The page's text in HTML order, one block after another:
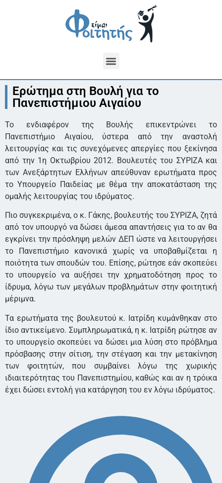
Ερώτημα στη Βουλή για το
Πανεπιστήμιου Αιγαίου
Το ενδιαφέρον της Βουλής επικεντρώνει το
Πανεπιστήμιο Αιγαίου, ύστερα από την αναστολή
λειτουργίας και τις συνεχόμενες απεργίες που ξεκίνησα
από την 1η Οκτωβρίου 2012. Βουλευτές του ΣΥΡΙΖΑ και
των Ανεξάρτητων Ελλήνων απεύθυναν ερωτήματα προς
το Υπουργείο Παιδείας με θέμα την αποκατάσταση της
ομαλής λειτουργίας του ιδρύματος.
Πιο συγκεκριμένα, ο κ. Γάκης, βουλευτής του ΣΥΡΙΖΑ, ζητά
από τον υπουργό να δώσει άμεσα απαντήσεις για το αν θα
εγκρίνει την πρόσληψη μελών ΔΕΠ ώστε να λειτουργήσει
το Πανεπιστήμιο κανονικά χωρίς να υποβαθμίζεται η
ποιότητα των σπουδών του. Επίσης, ρώτησε εάν σκοπεύει
το υπουργείο να αυξήσει την χρηματοδότηση προς το
ίδρυμα, λόγω των μεγάλων προβλημάτων στην φοιτητική
μέριμνα.
Τα ερωτήματα της βουλευτού κ. Ιατρίδη κυμάνθηκαν στο
ίδιο αντικείμενο. Συμπληρωματικά, η κ. Ιατρίδη ρώτησε αν
το υπουργείο σκοπεύει να δώσει μια λύση στο πρόβλημα
πρόσβασης στην σίτιση, την στέγαση και την μετακίνηση
των φοιτητών, που συμβαίνει λόγω της χωρικής
ιδιαιτερότητας του Πανεπιστημίου, καθώς και αν η τρόικα
έχει δώσει εντολή για κατάργηση του εν λόγω ιδρύματος.